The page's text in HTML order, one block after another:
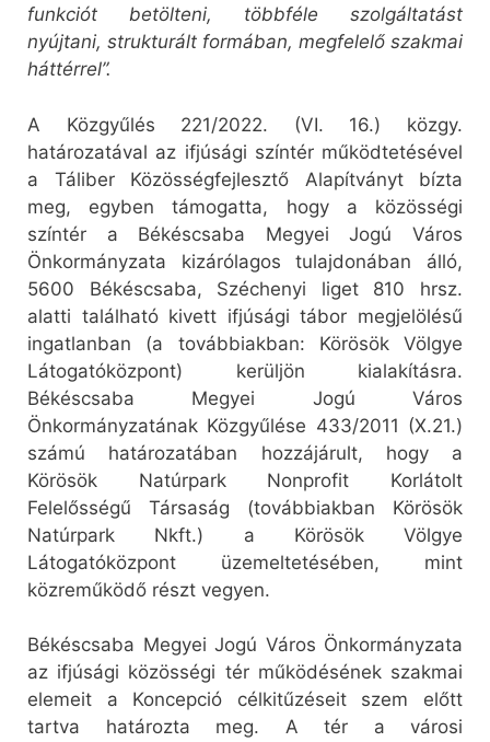
funkciót betölteni, többféle szolgáltatást
nyújtani, strukturált formában, megfelelő szakmai
háttérrel”.
A Közgyűlés 221/2022. (VI. 16.) közgy.
határozatával az ifjúsági színtér működtetésével
a Táliber Közösségfejlesztő Alapítványt bízta
meg, egyben támogatta, hogy a közösségi
színtér a Békéscsaba Megyei Jogú Város
Önkormányzata kizárólagos tulajdonában álló,
5600 Békéscsaba, Széchenyi liget 810 hrsz.
alatti található kivett ifjúsági tábor megjelölésű
ingatlanban (a továbbiakban: Körösök Völgye
Látogatóközpont) kerüljön kialakításra.
Békéscsaba Megyei Jogú Város
Önkormányzatának Közgyűlése 433/2011 (X.21.)
számú határozatában hozzájárult, hogy a
Körösök Natúrpark Nonprofit Korlátolt
Felelősségű Társaság (továbbiakban Körösök
Natúrpark Nkft.) a Körösök Völgye
Látogatóközpont üzemeltetésében, mint
közreműködő részt vegyen.
Békéscsaba Megyei Jogú Város Önkormányzata
az ifjúsági közösségi tér működésének szakmai
elemeit a Koncepció célkitűzéseit szem előtt
tartva határozta meg. A tér a városi